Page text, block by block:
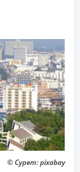
© Сурет: pixabay